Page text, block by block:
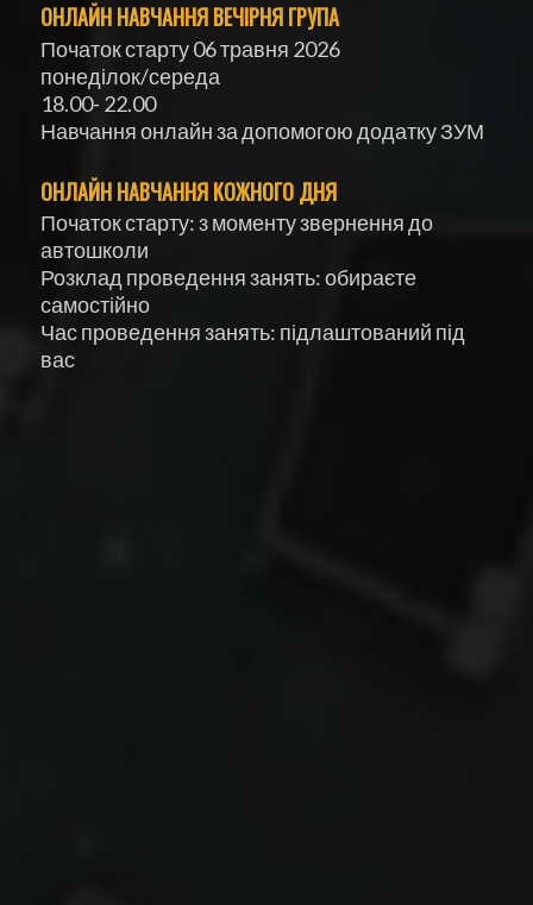
ОНЛАЙН НАВЧАННЯ ВЕЧІРНЯ ГРУПА
Початок старту 06 травня 2026
понеділок/середа
18.00- 22.00
Навчання онлайн за допомогою додатку ЗУМ
ОНЛАЙН НАВЧАННЯ КОЖНОГО ДНЯ
Початок старту: з моменту звернення до
автошколи
Розклад проведення занять: обираєте
самостійно
Час проведення занять: підлаштований під
вас